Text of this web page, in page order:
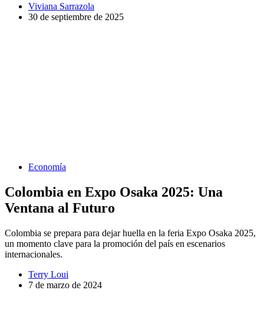
Viviana Sarrazola
30 de septiembre de 2025
Economía
Colombia en Expo Osaka 2025: Una
Ventana al Futuro
Colombia se prepara para dejar huella en la feria Expo Osaka 2025,
un momento clave para la promoción del país en escenarios
internacionales.
Terry Loui
7 de marzo de 2024